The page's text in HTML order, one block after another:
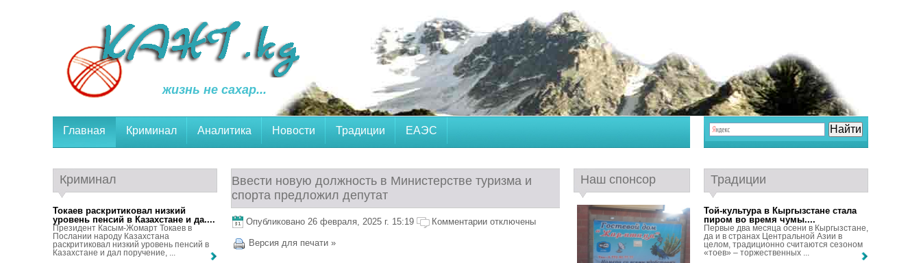
жизнь не сахар...
Главная Криминал Аналитика Новости Традиции ЕАЭС
Ввести новую должность в Министерстве туризма и
спорта предложил депутат
Опубликовано 26 февраля, 2025 г. 15:19 Комментарии отключены
Версия для печати »
Криминал
Токаев раскритиковал низкий
уровень пенсий в Казахстане и да....
Президент Касым-Жомарт Токаев в
Послании народу Казахстана
раскритиковал низкий уровень пенсий в
Казахстане и дал поручение, ...
Наш спонсор Традиции
Той-культура в Кыргызстане стала
пиром во время чумы....
Первые два месяца осени в Кыргызстане,
да и в странах Центральной Азии в
целом, традиционно считаются сезоном
«тоев» – торжественных ...